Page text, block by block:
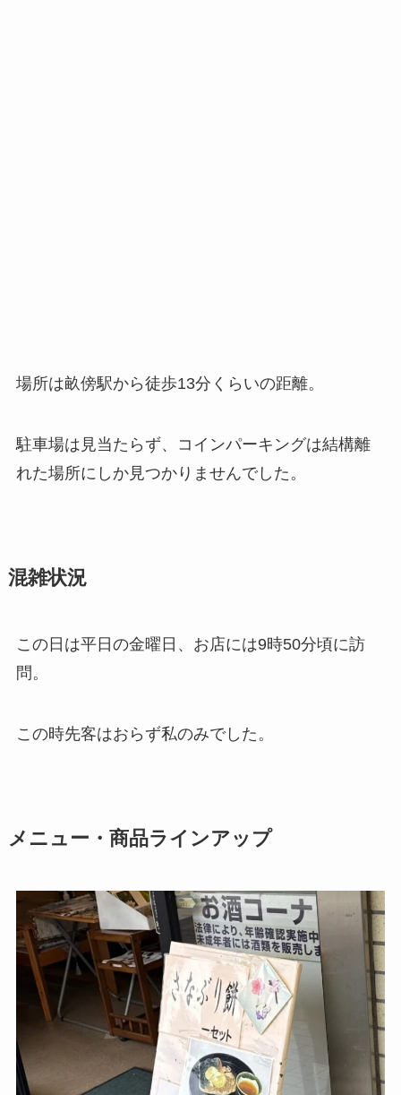
場所は畝傍駅から徒歩13分くらいの距離。
駐車場は見当たらず、コインパーキングは結構離
れた場所にしか見つかりませんでした。
混雑状況
この日は平日の金曜日、お店には9時50分頃に訪
問。
この時先客はおらず私のみでした。
メニュー・商品ラインアップ